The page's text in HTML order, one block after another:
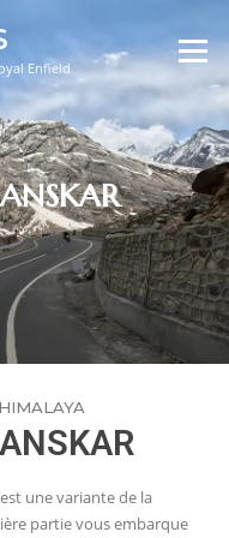
Enfield
Menu
est une variante de la
partie vous embarque